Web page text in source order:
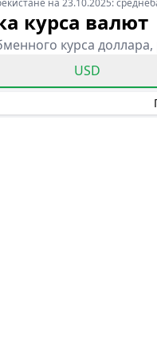
на 23.10.2025:
курса валют
курса
USD